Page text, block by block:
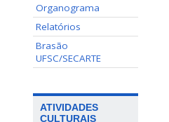
Organograma
Relatórios
Brasão
UFSC/SECARTE
ATIVIDADES
CULTURAIS